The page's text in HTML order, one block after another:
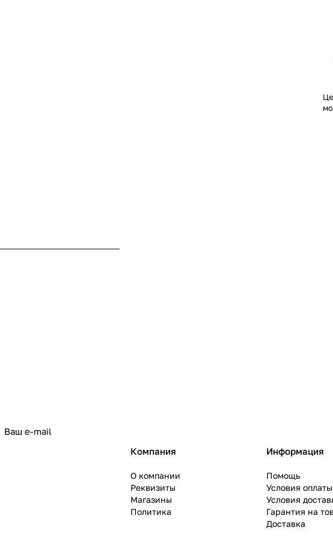
Компания
О компании
Реквизиты
Магазины
Политика
Информация
Помощь
Условия оплаты
Условия
Гарантия на
Доставка